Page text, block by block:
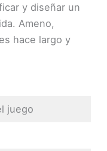
y diseñar un
Ameno,
hace largo y
juego